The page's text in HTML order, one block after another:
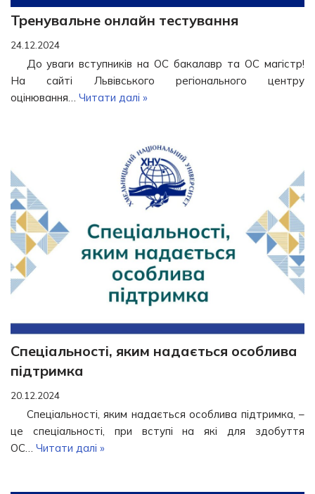
Тренувальне онлайн тестування
24.12.2024
До уваги вступників на ОС бакалавр та ОС магістр!
На сайті Львівського регіонального центру
оцінювання… Читати далі »
Спеціальності, яким надається особлива
підтримка
20.12.2024
Спеціальності, яким надається особлива підтримка, –
це спеціальності, при вступі на які для здобуття
ОС… Читати далі »